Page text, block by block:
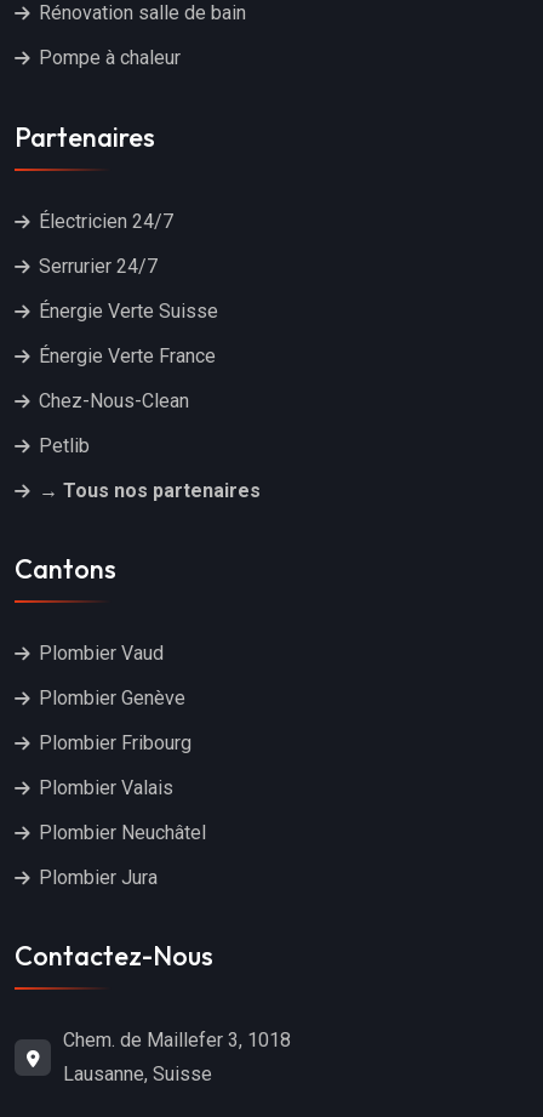
Rénovation salle de bain
Pompe à chaleur
Partenaires
Électricien 24/7
Serrurier 24/7
Énergie Verte Suisse
Énergie Verte France
Chez-Nous-Clean
Petlib
→ Tous nos partenaires
Cantons
Plombier Vaud
Plombier Genève
Plombier Fribourg
Plombier Valais
Plombier Neuchâtel
Plombier Jura
Contactez-Nous
Chem. de Maillefer 3, 1018
Lausanne, Suisse